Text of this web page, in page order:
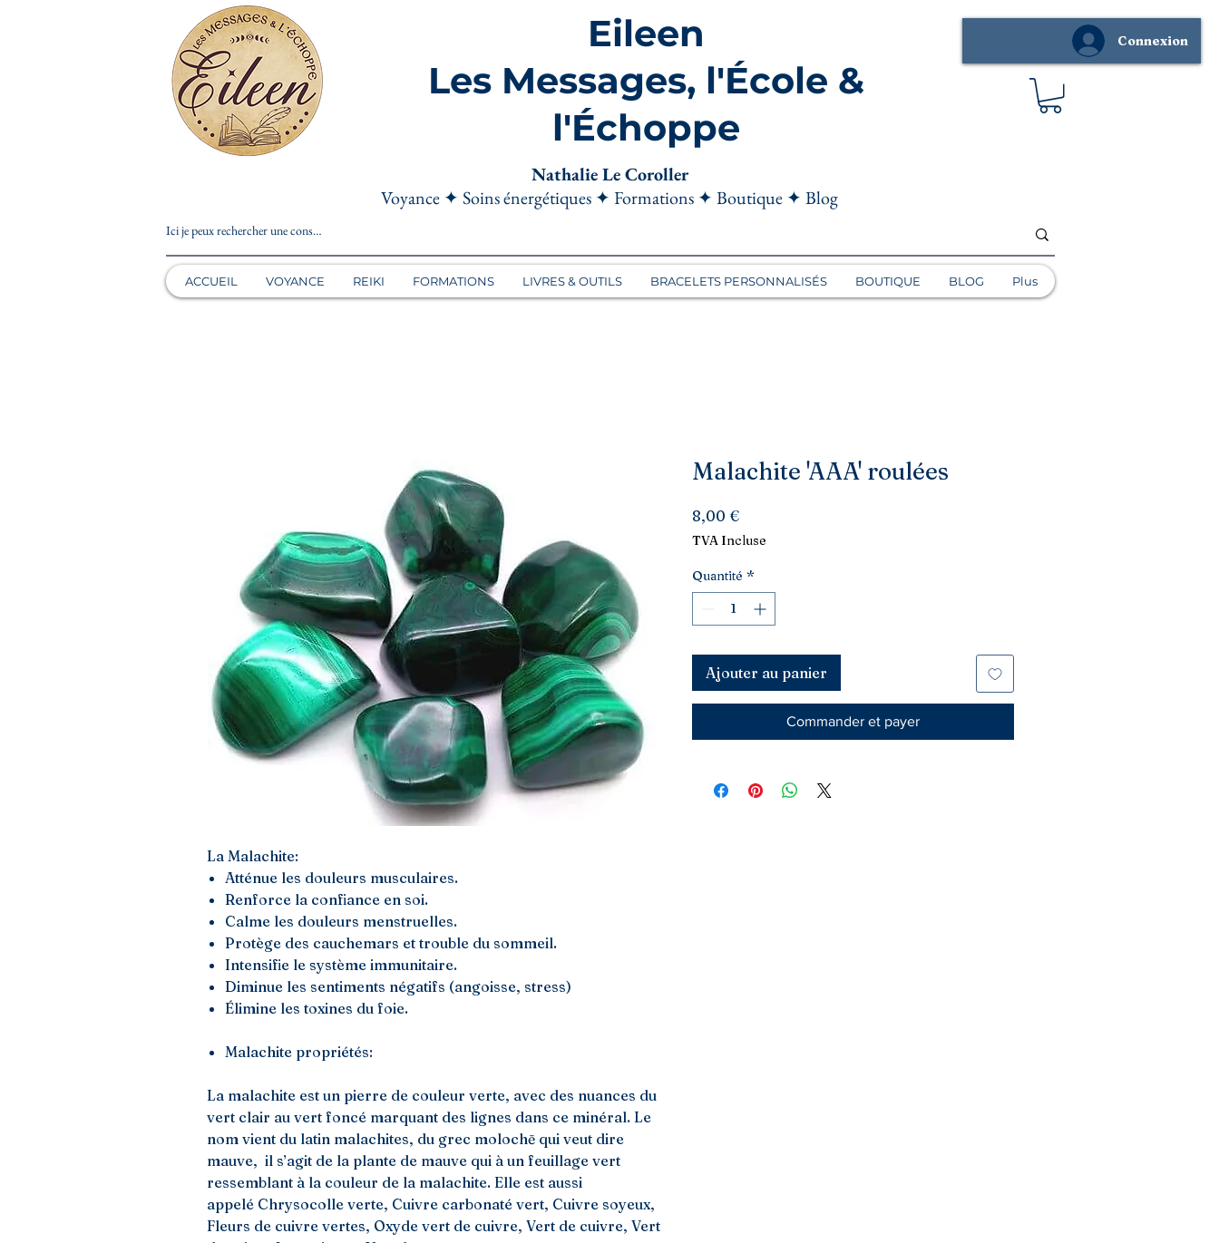
Connexion
Eileen
Les Messages, l'École &
l'Échoppe
Nathalie Le Coroller
Voyance ✦ Soins énergétiques ✦ Formations ✦ Boutique ✦ Blog
ACCUEIL VOYANCE REIKI FORMATIONS LIVRES & OUTILS BRACELETS PERSONNALISÉS BOUTIQUE BLOG Plus
La Malachite:
Atténue les douleurs musculaires.
Renforce la confiance en soi.
Calme les douleurs menstruelles.
Protège des cauchemars et trouble du sommeil.
Intensifie le système immunitaire.
Diminue les sentiments négatifs (angoisse, stress)
Élimine les toxines du foie.
Malachite propriétés:
La malachite est un pierre de couleur verte, avec des nuances du
vert clair au vert foncé marquant des lignes dans ce minéral. Le
nom vient du latin malachites, du grec molochē qui veut dire
mauve, il s’agit de la plante de mauve qui à un feuillage vert
ressemblant à la couleur de la malachite. Elle est aussi
appelé Chrysocolle verte, Cuivre carbonaté vert, Cuivre soyeux,
Fleurs de cuivre vertes, Oxyde vert de cuivre, Vert de cuivre, Vert
Malachite 'AAA' roulées
8,00 €Prix
TVA Incluse
Quantité *
Ajouter au panier
Commander et payer